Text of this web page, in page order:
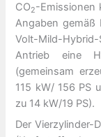
CO2-Emissionen
Angaben gemäß
Volt-Mild-
Antrieb eine
(gemeinsam
115 kW/ 156 PS
zu 14 kW/19 PS).
Der Vierzylinder-